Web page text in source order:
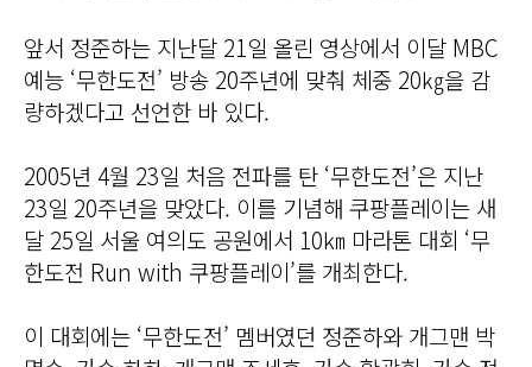
앞서 정준하는 지난달 21일 올린 영상에서 이달 MBC
예능 ‘무한도전’ 방송 20주년에 맞춰 체중 20㎏을 감
량하겠다고 선언한 바 있다.
2005년 4월 23일 처음 전파를 탄 ‘무한도전’은 지난
23일 20주년을 맞았다. 이를 기념해 쿠팡플레이는 새
달 25일 서울 여의도 공원에서 10㎞ 마라톤 대회 ‘무
한도전 Run with 쿠팡플레이’를 개최한다.
이 대회에는 ‘무한도전’ 멤버였던 정준하와 개그맨 박